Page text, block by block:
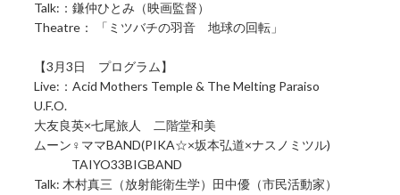
Talk:：鎌仲ひとみ（映画監督）
Theatre： 「ミツバチの羽音 地球の回転」
【3月3日 プログラム】
Live:：Acid Mothers Temple & The Melting Paraiso
U.F.O.
大友良英×七尾旅人 二階堂和美
ムーン♀ママBAND(PIKA☆×坂本弘道×ナスノミツル)
TAIYO33BIGBAND
Talk: 木村真三（放射能衛生学）田中優（市民活動家）